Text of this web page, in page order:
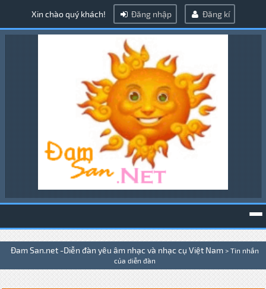
Xin chào quý khách! Đăng nhập Đăng kí
Đam San.net -Diễn đàn yêu âm nhạc và nhạc cụ Việt Nam > Tin nhắn
của diễn đàn